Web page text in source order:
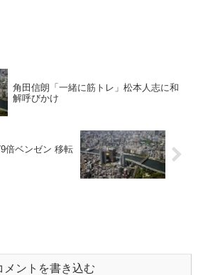
角田信朗「一緒に筋トレ」松本人志に和
解呼びかけ
倍ベンゼン 移転
メントを書き込む